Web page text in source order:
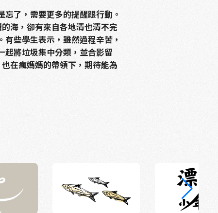
了，需要更多的提醒跟行動。
海，卻有來自各地清也清不完
些學生表示，雖然過程辛苦，
起將垃圾集中分類，並合影留
在瘋媽媽的帶領下，期待能為